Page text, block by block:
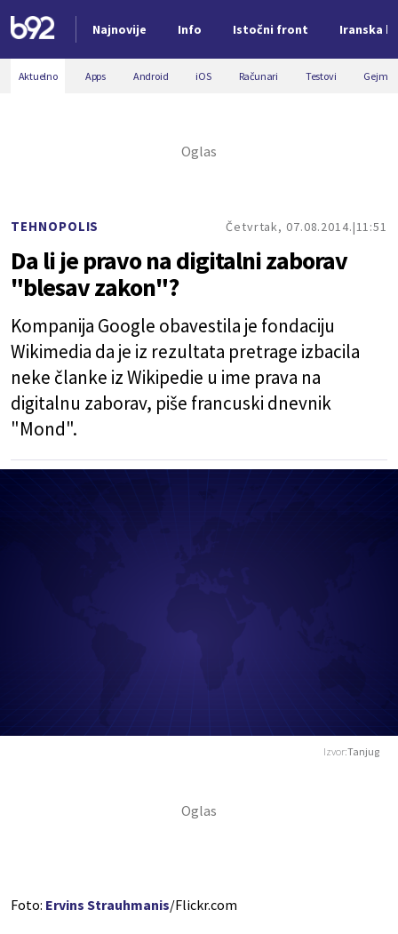
Najnovije Info Istočni front Iranska
Nova vest
Aktuelno Apps Android iOS Računari Testovi
TEHNOPOLIS Četvrtak, 07.08.2014. 11:51
Da li je pravo na digitalni zaborav
"blesav zakon"?
Kompanija Google obavestila je fondaciju
Wikimedia da je iz rezultata pretrage izbacila
neke članke iz Wikipedie u ime prava na
digitalnu zaborav, piše francuski dnevnik
"Mond".
Izvor:Tanjug
Foto: Ervins Strauhmanis/Flickr.com